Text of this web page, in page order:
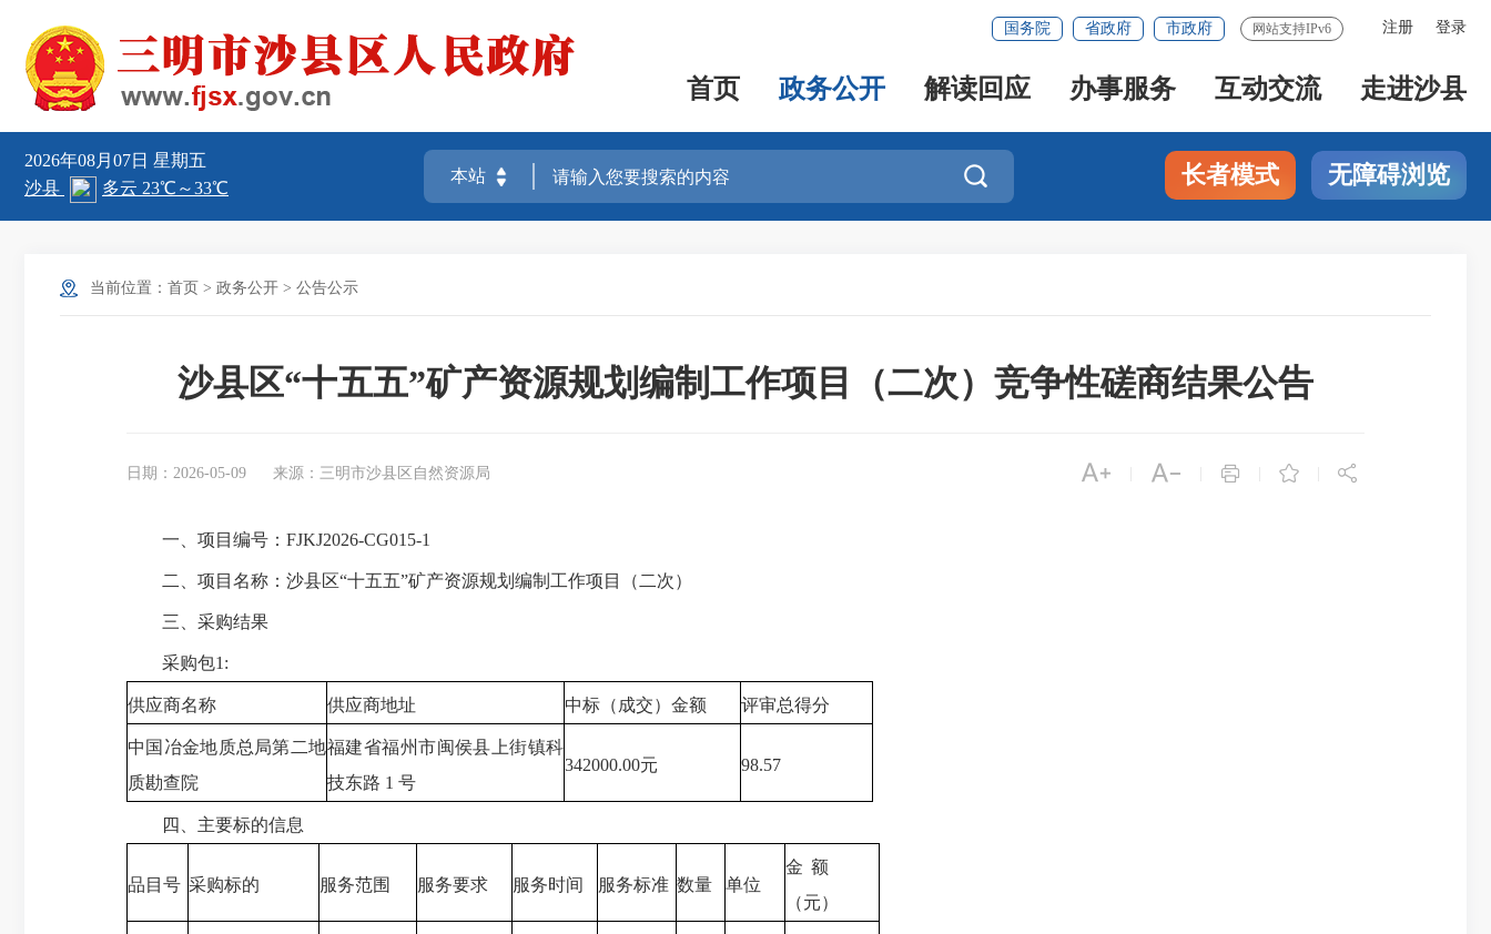
注册 登录
国务院 省政府 市政府 网站支持IPv6
首页 政务公开 解读回应 办事服务 互动交流 走进沙县
2026年08月07日 星期五
 长者模式 无障碍浏览
当前位置： 首页 > 政务公开 > 公告公示
沙县区“十五五”矿产资源规划编制工作项目（二次）竞争性磋商结果公告
日期：2026-05-09 来源：三明市沙县区自然资源局     
一、项目编号：FJKJ2026-CG015-1
二、项目名称：沙县区“十五五”矿产资源规划编制工作项目（二次）
三、采购结果
采购包1:
供应商名称 供应商地址 中标（成交）金额 评审总得分
中国冶金地质总局第二地
质勘查院
福建省福州市闽侯县上街镇科
技东路 1 号
342000.00元 98.57
四、主要标的信息
品目号 采购标的 服务范围 服务要求 服务时间 服务标准 数量 单位
金额
（元）